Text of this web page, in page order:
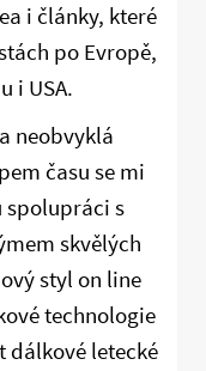
i články, které
po Evropě,
i USA.
neobvyklá
času se mi
s
skvělých
styl on line
technologie
dálkové letecké